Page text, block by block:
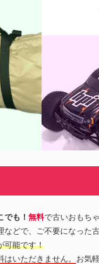
でも！無料で古いおもち
などで、ご不要になった
可能です！
はいただきません。 お気